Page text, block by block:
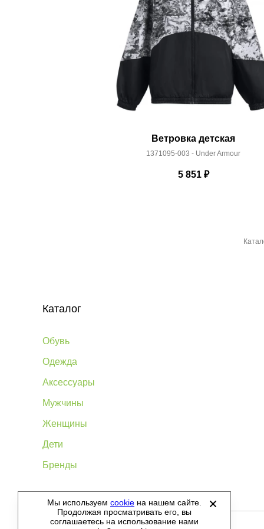
Ветровка детская
1371095-003 - Under Armour
5 851₽
Каталог
Обувь
Одежда
Аксессуары
Мужчины
Женщины
Дети
Бренды
©2012-2026 - Sellgroup.ru - все права защищены.
Мы используем cookie на нашем сайте.
Продолжая просматривать его, вы
соглашаетесь на использование нами